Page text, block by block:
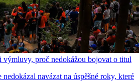
výmluvy, proč nedokážou bojovat o titul
navázat na úspěšné roky, které